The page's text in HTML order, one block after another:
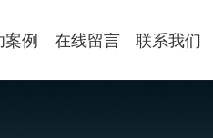
案例 在线留言 联系我们